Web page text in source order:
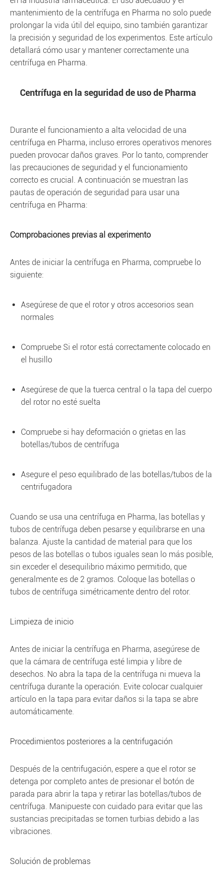
mantenimiento de la centrífuga en Pharma no solo puede
prolongar la vida útil del equipo, sino también garantizar
la precisión y seguridad de los experimentos. Este artículo
detallará cómo usar y mantener correctamente una
centrífuga en Pharma.
Centrífuga en la seguridad de uso de Pharma
Durante el funcionamiento a alta velocidad de una
centrífuga en Pharma, incluso errores operativos menores
pueden provocar daños graves. Por lo tanto, comprender
las precauciones de seguridad y el funcionamiento
correcto es crucial. A continuación se muestran las
pautas de operación de seguridad para usar una
centrífuga en Pharma:
Comprobaciones previas al experimento
Antes de iniciar la centrífuga en Pharma, compruebe lo
siguiente:
Asegúrese de que el rotor y otros accesorios sean
normales
Compruebe Si el rotor está correctamente colocado en
el husillo
Asegúrese de que la tuerca central o la tapa del cuerpo
del rotor no esté suelta
Compruebe si hay deformación o grietas en las
botellas/tubos de centrífuga
Asegure el peso equilibrado de las botellas/tubos de la
centrifugadora
Cuando se usa una centrífuga en Pharma, las botellas y
tubos de centrífuga deben pesarse y equilibrarse en una
balanza. Ajuste la cantidad de material para que los
pesos de las botellas o tubos iguales sean lo más posible,
sin exceder el desequilibrio máximo permitido, que
generalmente es de 2 gramos. Coloque las botellas o
tubos de centrífuga simétricamente dentro del rotor.
Limpieza de inicio
Antes de iniciar la centrífuga en Pharma, asegúrese de
que la cámara de centrífuga esté limpia y libre de
desechos. No abra la tapa de la centrífuga ni mueva la
centrífuga durante la operación. Evite colocar cualquier
artículo en la tapa para evitar daños si la tapa se abre
automáticamente.
Procedimientos posteriores a la centrifugación
Después de la centrifugación, espere a que el rotor se
detenga por completo antes de presionar el botón de
parada para abrir la tapa y retirar las botellas/tubos de
centrífuga. Manipueste con cuidado para evitar que las
sustancias precipitadas se tornen turbias debido a las
vibraciones.
Solución de problemas